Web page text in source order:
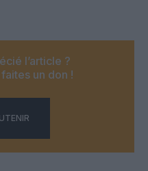
l’article ?
un don !